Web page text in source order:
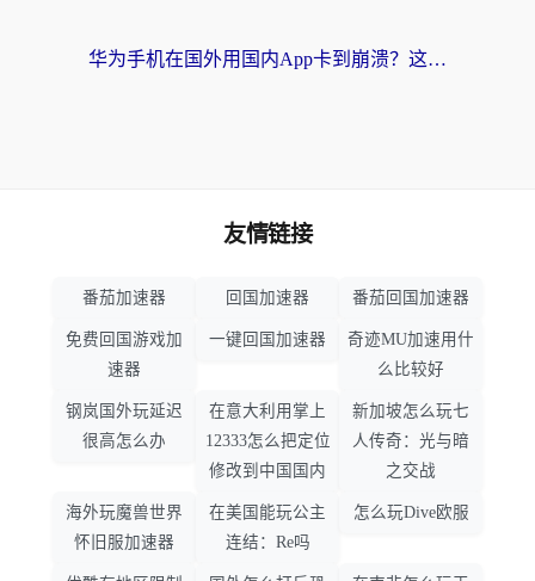
华为手机在国外用国内App卡到崩溃？这篇加速器指南帮你无缝刷剧打游戏
友情链接
番茄加速器 回国加速器 番茄回国加速器
免费回国游戏加
速器
一键回国加速器
奇迹MU加速用什
么比较好
钢岚国外玩延迟
很高怎么办
在意大利用掌上
12333怎么把定位
修改到中国国内
新加坡怎么玩七
人传奇：光与暗
之交战
海外玩魔兽世界
怀旧服加速器
在美国能玩公主
连结：Re吗
怎么玩Dive欧服